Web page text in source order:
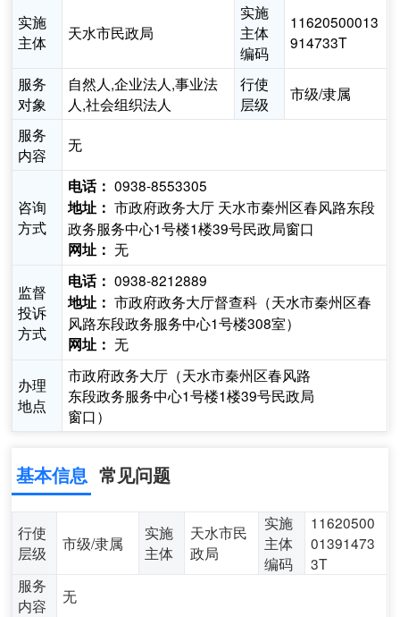
实施
主体
天水市民政局
实施
主体
编码
11620500013
914733T
服务
对象
自然人,企业法人,事业法
人,社会组织法人
行使
层级
市级/隶属
服务
内容
无
咨询
方式
电话： 0938-8553305
地址： 市政府政务大厅 天水市秦州区春风路东段
政务服务中心1号楼1楼39号民政局窗口
网址： 无
监督
投诉
方式
电话： 0938-8212889
地址： 市政府政务大厅督查科（天水市秦州区春
风路东段政务服务中心1号楼308室）
网址： 无
办理
地点
市政府政务大厅（天水市秦州区春风路
东段政务服务中心1号楼1楼39号民政局
窗口）
基本信息 常见问题
行使
层级
市级/隶属
实施
主体
天水市民
政局
实施
主体
编码
11620500
01391473
3T
服务
内容
无